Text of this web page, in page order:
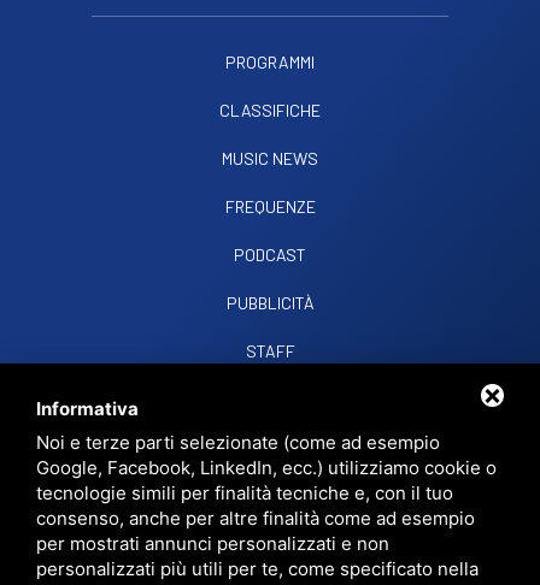
PROGRAMMI
CLASSIFICHE
MUSIC NEWS
FREQUENZE
PODCAST
PUBBLICITÀ
STAFF
RADIO SOUND SNCVIALE PAPA GIOVANNI XXIII, 39, 44021 CODIGORO FE
D.L. 34/2019 EROG. PUBBLICHE
PRIVACY•SITEMAP• QUESTO SITO È PROTETTO DA GOOGLE RECAPTCHA
V3,PRIVACY POLICYETERMS OF SERVICEDI GOOGLE.
Informativa
Noi e terze parti selezionate (come ad esempio
Google, Facebook, LinkedIn, ecc.) utilizziamo cookie o
tecnologie simili per finalità tecniche e, con il tuo
consenso, anche per altre finalità come ad esempio
per mostrati annunci personalizzati e non
personalizzati più utili per te, come specificato nella